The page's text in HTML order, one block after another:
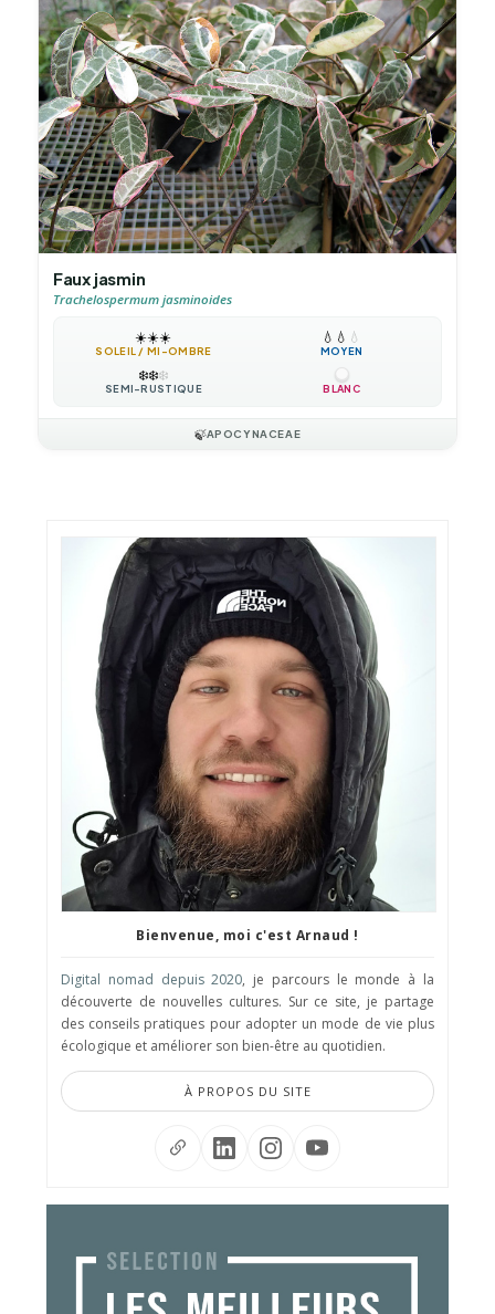
Faux jasmin
Trachelospermum jasminoides
☀️☀️☀️
SOLEIL / MI-OMBRE
💧 💧 💧
MOYEN
❄️❄️❄️
SEMI-RUSTIQUE BLANC
🍃APOCYNACEAE
Bienvenue, moi c'est Arnaud !
Digital nomad depuis 2020, je parcours le monde à la
découverte de nouvelles cultures. Sur ce site, je partage
des conseils pratiques pour adopter un mode de vie plus
écologique et améliorer son bien-être au quotidien.
À PROPOS DU SITE